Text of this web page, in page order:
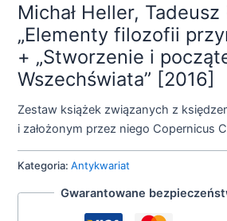
Michał Heller, Tadeusz
„Elementy filozofii
+ „Stworzenie i
Wszechświata” [2016]
Zestaw książek związanych z
i założonym przez niego Copernicus
Kategoria:Antykwariat
Gwarantowane